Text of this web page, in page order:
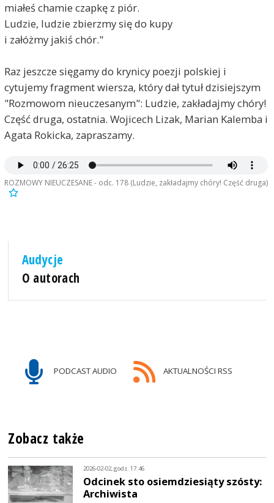
miałeś chamie czapkę z piór.
Ludzie, ludzie zbierzmy się do kupy
i załóżmy jakiś chór."
Raz jeszcze sięgamy do krynicy poezji polskiej i
cytujemy fragment wiersza, który dał tytuł dzisiejszym
"Rozmowom nieuczesanym": Ludzie, zakładajmy chóry!
Część druga, ostatnia. Wojicech Lizak, Marian Kalemba i
Agata Rokicka, zapraszamy.
ROZMOWY NIEUCZESANE - odc. 178 (Ludzie, zakładajmy chóry! Część druga)
Audycje
O autorach
PODCAST AUDIO AKTUALNOŚCI RSS
Zobacz także
2026-02-02, godz. 17:46
Odcinek sto osiemdziesiąty szósty:
Archiwista